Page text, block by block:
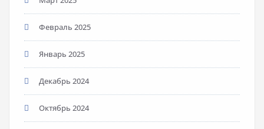
Февраль 2025
Январь 2025
Декабрь 2024
Октябрь 2024